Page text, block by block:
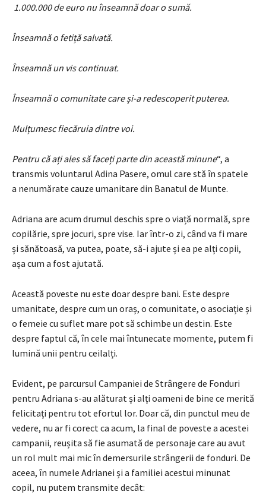
1.000.000 de euro nu înseamnă doar o sumă.
Înseamnă o fetiță salvată.
Înseamnă un vis continuat.
Înseamnă o comunitate care și-a redescoperit puterea.
Mulțumesc fiecăruia dintre voi.
Pentru că ați ales să faceți parte din această minune“, a
transmis voluntarul Adina Pasere, omul care stă în spatele
a nenumărate cauze umanitare din Banatul de Munte.
Adriana are acum drumul deschis spre o viață normală, spre
copilărie, spre jocuri, spre vise. Iar într-o zi, când va fi mare
și sănătoasă, va putea, poate, să-i ajute și ea pe alți copii,
așa cum a fost ajutată.
Această poveste nu este doar despre bani. Este despre
umanitate, despre cum un oraș, o comunitate, o asociație și
o femeie cu suflet mare pot să schimbe un destin. Este
despre faptul că, în cele mai întunecate momente, putem fi
lumină unii pentru ceilalți.
Evident, pe parcursul Campaniei de Strângere de Fonduri
pentru Adriana s-au alăturat și alți oameni de bine ce merită
felicitați pentru tot efortul lor. Doar că, din punctul meu de
vedere, nu ar fi corect ca acum, la final de poveste a acestei
campanii, reușita să fie asumată de personaje care au avut
un rol mult mai mic în demersurile strângerii de fonduri. De
aceea, în numele Adrianei și a familiei acestui minunat
copil, nu putem transmite decât: